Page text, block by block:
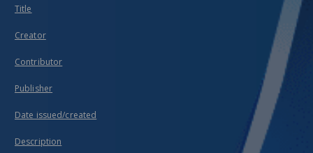
Title
Creator
Contributor
Publisher
Date issued/created
Description